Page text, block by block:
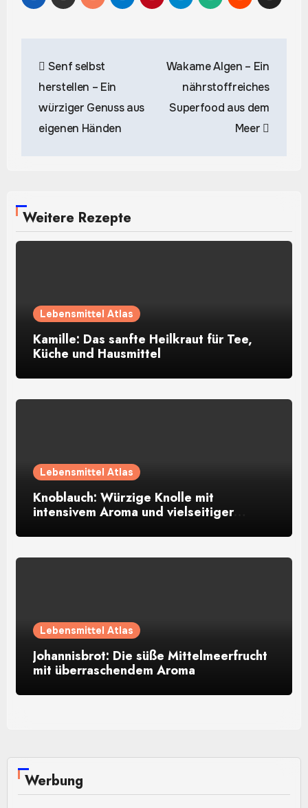
Senf selbst
herstellen – Ein
würziger Genuss aus
eigenen Händen
Wakame Algen – Ein
nährstoffreiches
Superfood aus dem
Meer
Weitere Rezepte
Lebensmittel Atlas
Kamille: Das sanfte Heilkraut für Tee,
Küche und Hausmittel
Lebensmittel Atlas
Knoblauch: Würzige Knolle mit
intensivem Aroma und vielseitiger
Lebensmittel Atlas
Johannisbrot: Die süße Mittelmeerfrucht
mit überraschendem Aroma
Werbung